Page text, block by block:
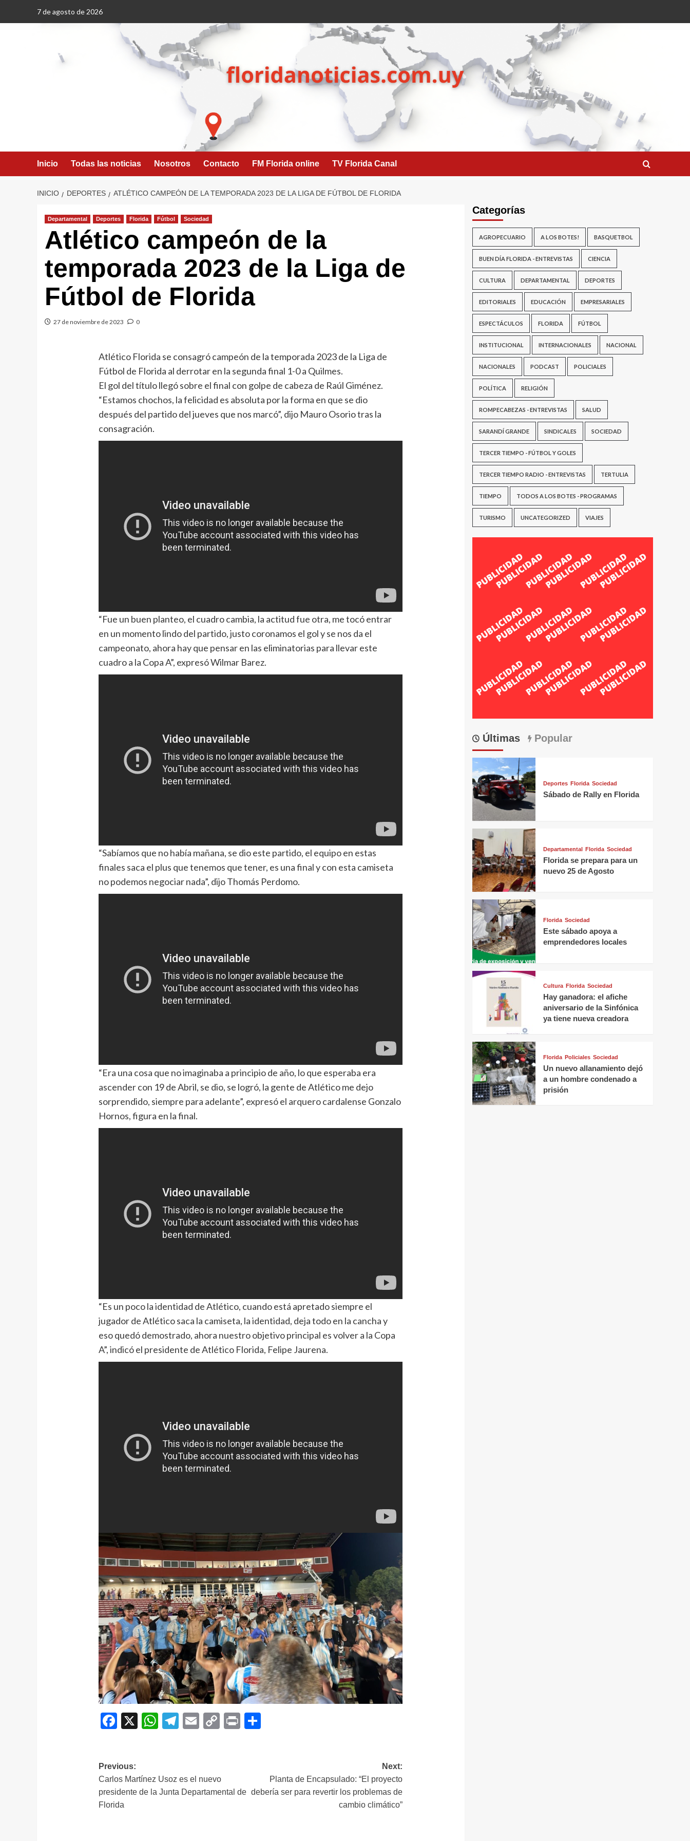
7 de agosto de 2026
Inicio Todas las noticias Nosotros Contacto FM Florida online TV Florida Canal
INICIO DEPORTES ATLÉTICO CAMPEÓN DE LA TEMPORADA 2023 DE LA LIGA DE FÚTBOL DE FLORIDA
Departamental Deportes Florida Fútbol Sociedad
Atlético campeón de la
temporada 2023 de la Liga de
Fútbol de Florida
27 de noviembre de 2023 0
Atlético Florida se consagró campeón de la temporada 2023 de la Liga de
Fútbol de Florida al derrotar en la segunda final 1-0 a Quilmes.
El gol del título llegó sobre el final con golpe de cabeza de Raúl Giménez.
“Estamos chochos, la felicidad es absoluta por la forma en que se dio
después del partido del jueves que nos marcó”, dijo Mauro Osorio tras la
consagración.
“Fue un buen planteo, el cuadro cambia, la actitud fue otra, me tocó entrar
en un momento lindo del partido, justo coronamos el gol y se nos da el
campeonato, ahora hay que pensar en las eliminatorias para llevar este
cuadro a la Copa A”, expresó Wilmar Barez.
“Sabíamos que no había mañana, se dio este partido, el equipo en estas
finales saca el plus que tenemos que tener, es una final y con esta camiseta
no podemos negociar nada”, dijo Thomás Perdomo.
“Era una cosa que no imaginaba a principio de año, lo que esperaba era
ascender con 19 de Abril, se dio, se logró, la gente de Atlético me dejo
sorprendido, siempre para adelante”, expresó el arquero cardalense Gonzalo
Hornos, figura en la final.
“Es un poco la identidad de Atlético, cuando está apretado siempre el
jugador de Atlético saca la camiseta, la identidad, deja todo en la cancha y
eso quedó demostrado, ahora nuestro objetivo principal es volver a la Copa
A”, indicó el presidente de Atlético Florida, Felipe Jaurena.
Facebook
X WhatsApp
Telegram
EmailCopyPrint
Navegación
de
entradas
Previous:
Carlos Martínez Usoz es el nuevo
presidente de la Junta Departamental de
Florida
Next:
Planta de Encapsulado: “El proyecto
debería ser para revertir los problemas de
cambio climático”
Categorías
AGROPECUARIO A LOS BOTES! BASQUETBOL
BUEN DÍA FLORIDA - ENTREVISTAS CIENCIA
CULTURA DEPARTAMENTAL DEPORTES
EDITORIALES EDUCACIÓN EMPRESARIALES
ESPECTÁCULOS FLORIDA FÚTBOL
INSTITUCIONAL INTERNACIONALES NACIONAL
NACIONALES PODCAST POLICIALES
POLÍTICA RELIGIÓN
ROMPECABEZAS - ENTREVISTAS SALUD
SARANDÍ GRANDE SINDICALES SOCIEDAD
TERCER TIEMPO - FÚTBOL Y GOLES
TERCER TIEMPO RADIO - ENTREVISTAS TERTULIA
TIEMPO TODOS A LOS BOTES - PROGRAMAS
TURISMO UNCATEGORIZED VIAJES
Últimas Popular
Deportes Florida Sociedad
Sábado de Rally en Florida
Departamental Florida Sociedad
Florida se prepara para un
nuevo 25 de Agosto
Florida Sociedad
Este sábado apoya a
emprendedores locales
Cultura Florida Sociedad
Hay ganadora: el afiche
aniversario de la Sinfónica
ya tiene nueva creadora
Florida Policiales Sociedad
Un nuevo allanamiento dejó
a un hombre condenado a
prisión